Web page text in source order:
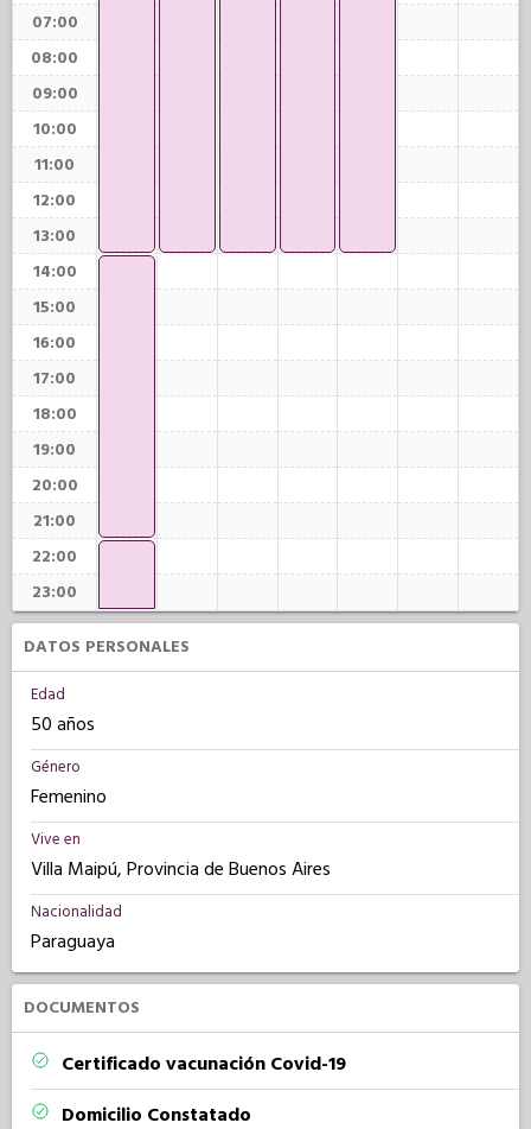
07:00
08:00
09:00
10:00
11:00
12:00
13:00
14:00
15:00
16:00
17:00
18:00
19:00
20:00
21:00
22:00
23:00
DATOS PERSONALES
Edad
50 años
Género
Femenino
Vive en
Villa Maipú, Provincia de Buenos Aires
Nacionalidad
Paraguaya
DOCUMENTOS
Certificado vacunación Covid-19
Domicilio Constatado